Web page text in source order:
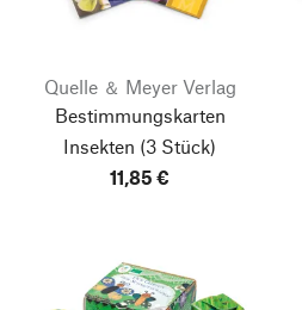
Quelle ＆ Meyer Verlag
Bestimmungskarten
Insekten (3 Stück)
11,85 €